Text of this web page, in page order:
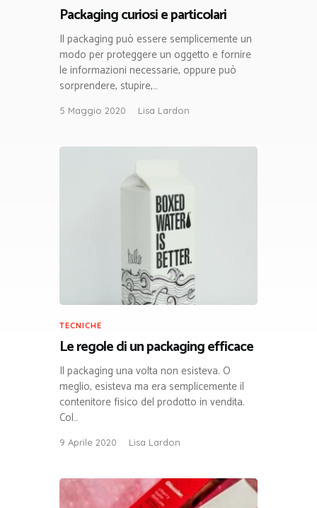
Packaging curiosi e particolari
Il packaging può essere semplicemente un
modo per proteggere un oggetto e fornire
le informazioni necessarie, oppure può
sorprendere, stupire,…
5 Maggio 2020 Lisa Lardon
TECNICHE
Le regole di un packaging efficace
Il packaging una volta non esisteva. O
meglio, esisteva ma era semplicemente il
contenitore fisico del prodotto in vendita.
Col…
9 Aprile 2020 Lisa Lardon